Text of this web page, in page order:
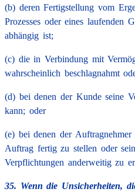
(b) deren Fertigstellung vom
Prozesses oder eines laufenden
abhängig ist;
(c) die in Verbindung mit
wahrscheinlich beschlagnahmt
(d) bei denen der Kunde seine
kann; oder
(e) bei denen der
Auftrag fertig zu stellen oder
Verpflichtungen anderweitig zu
35. Wenn die Unsicherheiten,